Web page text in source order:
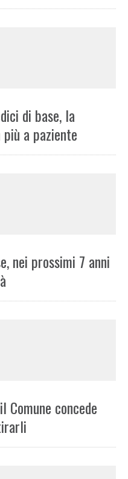
di base, la
a paziente
nei prossimi 7 anni
Comune concede